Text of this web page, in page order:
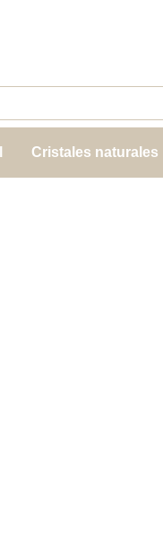
Cristales naturales